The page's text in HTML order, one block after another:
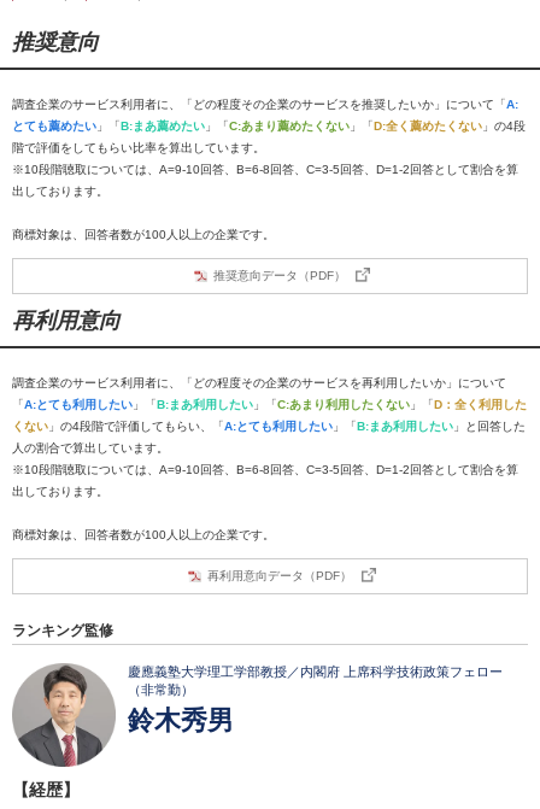
推奨意向
調査企業のサービス利用者に、「どの程度その企業のサービスを推奨したいか」について「A:
とても薦めたい 」「B:まあ薦めたい 」「C:あまり薦めたくない 」「D:全く薦めたくない 」の4段
階で評価をしてもらい比率を算出しています。
※10段階聴取については、A=9-10回答、B=6-8回答、C=3-5回答、D=1-2回答として割合を算
出しております。
商標対象は、回答者数が100人以上の企業です。
推奨意向データ（PDF）
再利用意向
調査企業のサービス利用者に、「どの程度その企業のサービスを再利用したいか」について
「A:とても利用したい 」「B:まあ利用したい 」「C:あまり利用したくない 」「D：全く利用した
くない 」の4段階で評価してもらい、「A:とても利用したい 」「B:まあ利用したい 」と回答した
人の割合で算出しています。
※10段階聴取については、A=9-10回答、B=6-8回答、C=3-5回答、D=1-2回答として割合を算
出しております。
商標対象は、回答者数が100人以上の企業です。
再利用意向データ（PDF）
ランキング監修
慶應義塾大学理工学部教授／内閣府 上席科学技術政策フェロー
（非常勤）
鈴木秀男
【経歴】